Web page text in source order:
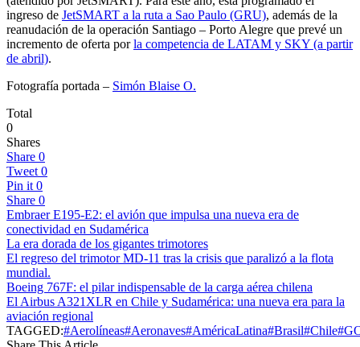
ingreso de JetSMART a la ruta a Sao Paulo (GRU), además de la
reanudación de la operación Santiago – Porto Alegre que prevé un
incremento de oferta porla competencia de LATAM y SKY (a partir
de abril).
Fotografía portada – Simón Blaise O.
Total
0
Shares
Share 0
Tweet 0
Pin it 0
Share 0
Embraer E195-E2: el avión que impulsa una nueva era de
conectividad en Sudamérica
La era dorada de los gigantes trimotores
El regreso del trimotor MD-11 tras la crisis que paralizó a la flota
mundial.
Boeing 767F: el pilar indispensable de la carga aérea chilena
El Airbus A321XLR en Chile y Sudamérica: una nueva era para la
aviación regional
TAGGED:#Aerolíneas#Aeronaves#AméricaLatina#Brasil#Chile